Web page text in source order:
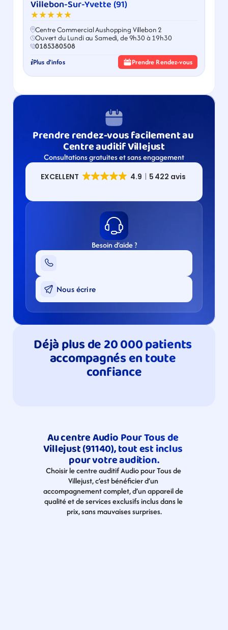
Villebon-Sur-Yvette (91)
★★★★★
Centre Commercial Aushopping Villebon 2
Ouvert du Lundi au Samedi, de 9h30 à 19h30
0185380508
Plus d'infos Prendre Rendez-vous
Prendre rendez-vous facilement au
Centre auditif Villejust
Consultations gratuites et sans engagement
Besoin d’aide ?
Nous écrire
Déjà plus de 20 000 patients
accompagnés en toute
confiance
Au centre Audio Pour Tous de
Villejust (91140), tout est inclus
pour votre audition.
Choisir le centre auditif Audio pour Tous de
Villejust, c’est bénéficier d’un
accompagnement complet, d’un appareil de
qualité et de services exclusifs inclus dans le
prix, sans mauvaises surprises.